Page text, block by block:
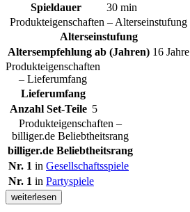
Spieldauer
30 min
Produkteigenschaften – Alterseinstufung
Alterseinstufung
Altersempfehlung ab (Jahren) 16 Jahre
Produkteigenschaften
– Lieferumfang
Lieferumfang
Anzahl Set-Teile 5
Produkteigenschaften –
billiger.de Beliebtheitsrang
billiger.de Beliebtheitsrang
Nr. 1 in Gesellschaftsspiele
Nr. 1 in Partyspiele
weiterlesen